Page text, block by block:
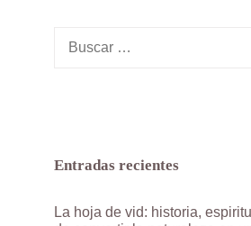
Entradas recientes
La hoja de vid: historia,